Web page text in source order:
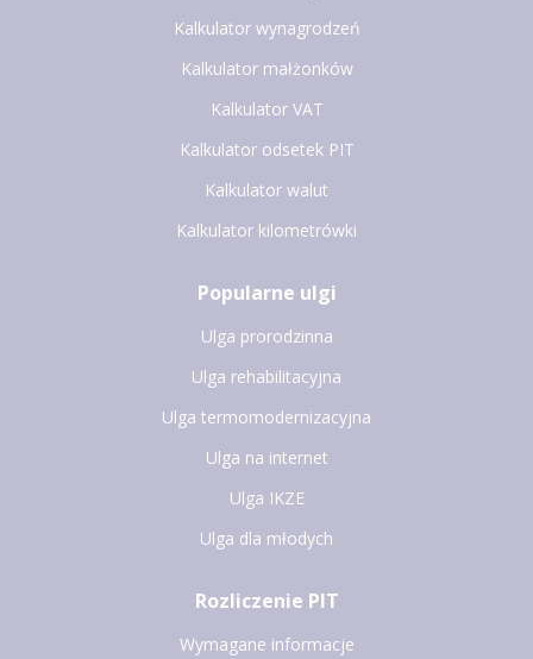
Kalkulator wynagrodzeń
Kalkulator małżonków
Kalkulator VAT
Kalkulator odsetek PIT
Kalkulator walut
Kalkulator kilometrówki
Popularne ulgi
Ulga prorodzinna
Ulga rehabilitacyjna
Ulga termomodernizacyjna
Ulga na internet
Ulga IKZE
Ulga dla młodych
Rozliczenie PIT
Wymagane informacje